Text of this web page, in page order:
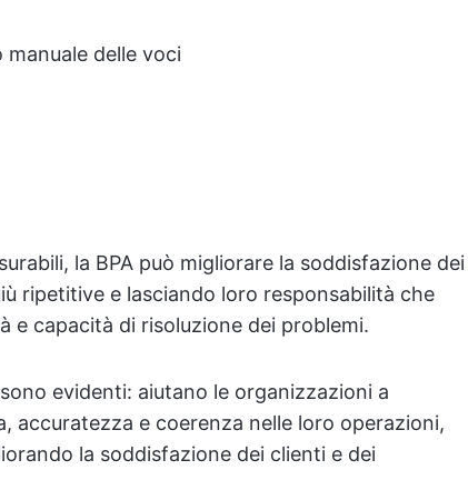
delle voci
la BPA può migliorare la soddisfazione dei
ripetitive e lasciando loro responsabilità che
e capacità di risoluzione dei problemi.
evidenti: aiutano le organizzazioni a
accuratezza e coerenza nelle loro operazioni,
la soddisfazione dei clienti e dei